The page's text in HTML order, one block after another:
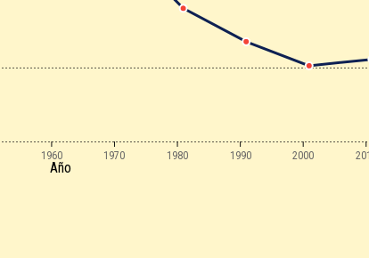
1960 1970 1980 1990 2000
Año